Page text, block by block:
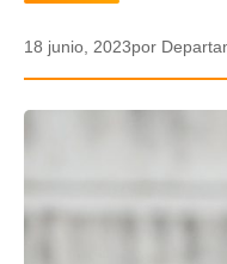
POLICIAL
18 junio, 2023por